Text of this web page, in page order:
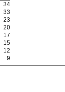
34
33
23
20
17
15
12
9